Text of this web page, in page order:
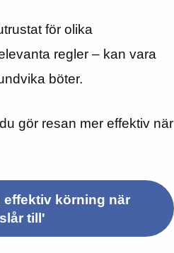
för olika
regler – kan vara
böter.
gör resan mer effektiv när
effektiv körning när
till'